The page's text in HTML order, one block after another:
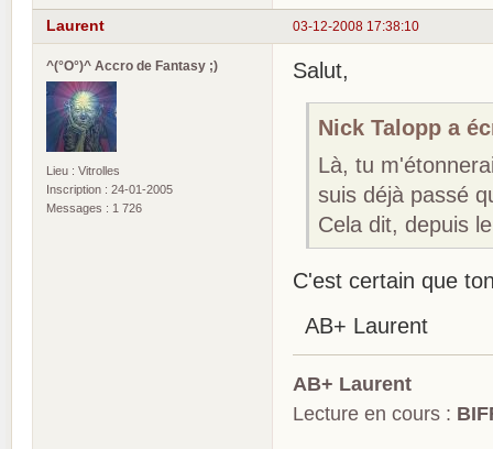
03-12-2008 17:38:10
Laurent
^(°O°)^ Accro de Fantasy ;)
Lieu : Vitrolles
Inscription : 24-01-2005
Messages : 1 726
Salut,
Nick Talopp a
Là, tu
suis déjà passé
Cela dit, depuis
C'est certain que
AB+ Laurent
AB+ Laurent
Lecture en cours :